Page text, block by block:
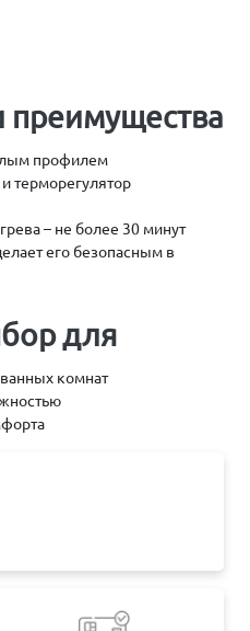
преимущества
профилем
терморегулятор
– не более 30 минут
его безопасным в
для
комнат